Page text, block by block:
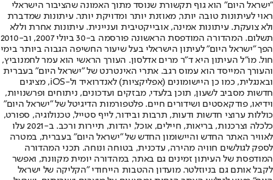
"ישראל היום" הוא גוף תקשורת שנוסד מתוך האמונה שהציבור הישראלי
ראוי לעיתונות טובה יותר, מאוזנת יותר ומדויקת יותר. עיתונות שמדברת
ולא צועקת. עיתונות אמינה, אובייקטיבית ועניינית. עיתונות אחרת וללא
תשלום. המהדורה המודפסת הראשונה פורסמה ב-30 ביולי 2007, וב-2010
הפך "ישראל היום" לעיתון הישראלי בעל שיעור החשיפה הגבוה ביותר בימי
חול. מו"ל העיתון היא ד"ר מרים אדלסון. העורך הראשי הוא עמר לחמנוביץ,
והעורך המייסד הוא עמוס רגב. אתרי האינטרנט של "ישראל היום" בעברית
ובאנגלית, כמו כן היישומונים (אפליקציות) לאנדרואיד ול-iOS, מציגים
חדשות מסביב לשעון, תוכן בלעדי, מבזקים ועדכונים, ניתוחים ופרשנויות,
וידיאו, פודקאסטים ושידורים חיים. פלטפורמות הדיגיטל של "ישראל היום"
כוללות ערוצי חדשות ודעות, תרבות ובידור, לייף סטייל, טכנולוגיה, ספורט,
כלכלה וצרכנות, בריאות, חיילים, אוכל, יהדות, תיירות ורכב. ב-2021 עלו
לאוויר האתר החדש והיישומון החדש של "ישראל היום" בעברית, במטרה
לספק לגולשים חוויה מהירה, עדכנית, בטוחה ונוחה. תכני המהדורה
המודפסת של העיתון זמינים גם באתר, במהדורה יומית מקוונת, ואפשר
לקבל אותם גם בניוזלטר. מועדון ההטבות הייחודי "הקליקה של ישראל